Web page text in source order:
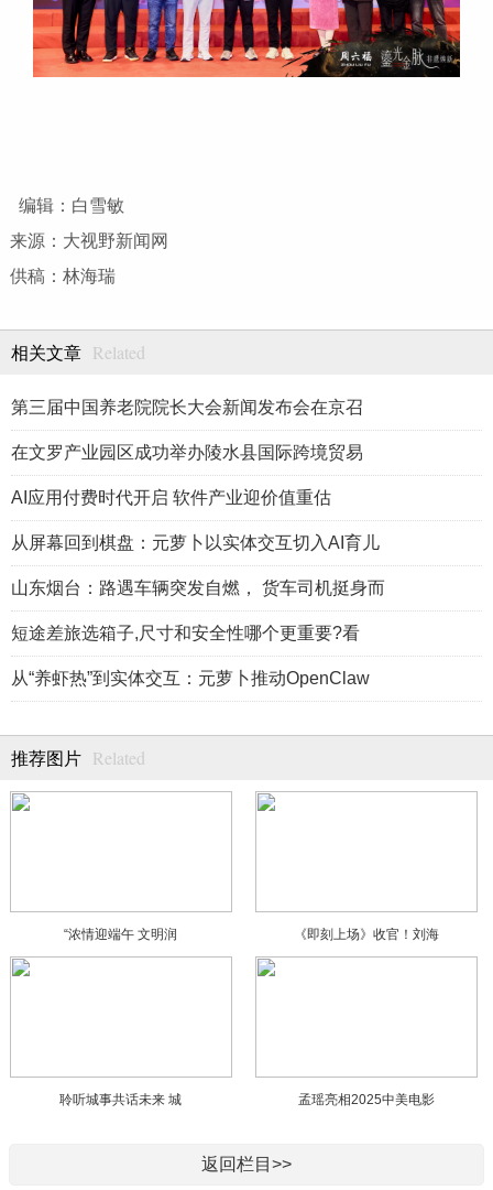
编辑：白雪敏
来源：大视野新闻网
供稿：林海瑞
相关文章 Related
第三届中国养老院院长大会新闻发布会在京召
在文罗产业园区成功举办陵水县国际跨境贸易
AI应用付费时代开启 软件产业迎价值重估
从屏幕回到棋盘：元萝卜以实体交互切入AI育儿
山东烟台：路遇车辆突发自燃， 货车司机挺身而
短途差旅选箱子,尺寸和安全性哪个更重要?看
从“养虾热”到实体交互：元萝卜推动OpenClaw
推荐图片 Related
“浓情迎端午 文明润 《即刻上场》收官！刘海
聆听城事共话未来 城 孟瑶亮相2025中美电影
返回栏目>>